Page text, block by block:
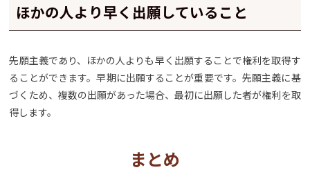
ほかの人より早く出願していること
先願主義であり、ほかの人よりも早く出願することで権利を取得す
ることができます。早期に出願することが重要です。先願主義に基
づくため、複数の出願があった場合、最初に出願した者が権利を取
得します。
まとめ